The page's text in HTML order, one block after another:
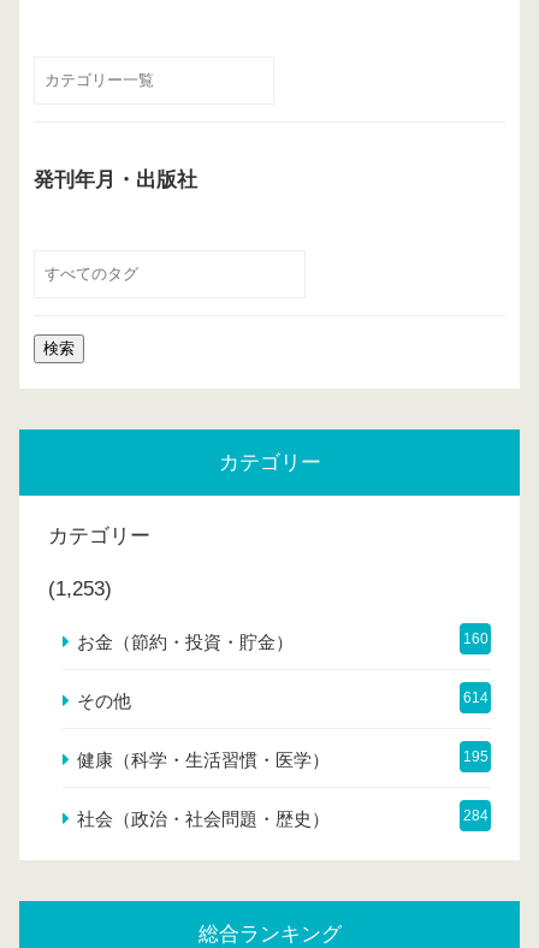
発刊年月・出版社
カテゴリー
カテゴリー
(1,253)
お金（節約・投資・貯金） 160
その他 614
健康（科学・生活習慣・医学） 195
社会（政治・社会問題・歴史） 284
総合ランキング